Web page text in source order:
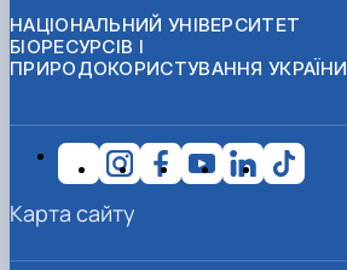
НАЦІОНАЛЬНИЙ УНІВЕРСИТЕТ
БІОРЕСУРСІВ І
ПРИРОДОКОРИСТУВАННЯ УКРАЇНИ
Карта сайту